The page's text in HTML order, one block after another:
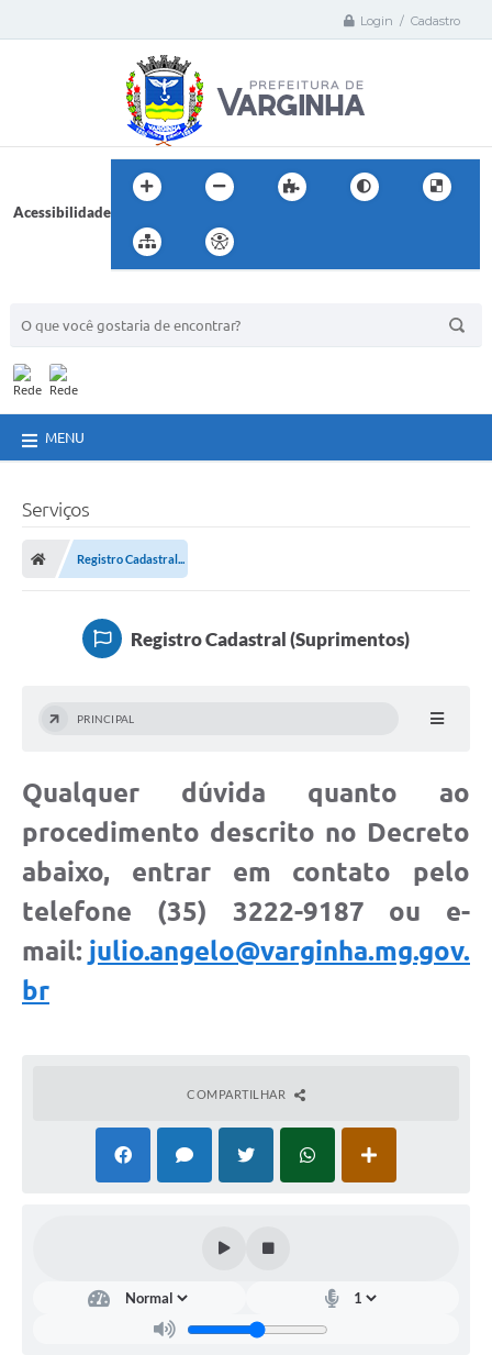
Login / Cadastro
Acessibilidade
MENU
Serviços
Registro Cadastral...
Registro Cadastral (Suprimentos)
PRINCIPAL
Qualquer dúvida quanto ao
procedimento descrito no Decreto
abaixo, entrar em contato pelo
telefone (35) 3222-9187 ou e-
mail: julio.angelo@varginha.mg.gov.
br
COMPARTILHAR